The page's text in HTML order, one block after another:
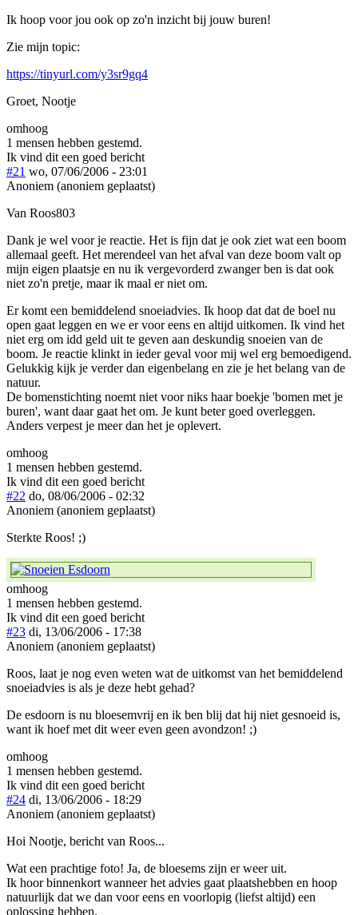
Ik hoop voor jou ook op zo'n inzicht bij jouw buren!
Zie mijn topic:
https://tinyurl.com/y3sr9gq4
Groet, Nootje
omhoog
1 mensen hebben gestemd.
Ik vind dit een goed bericht
#21 wo, 07/06/2006 - 23:01
Anoniem (anoniem geplaatst)
Van Roos803
Dank je wel voor je reactie. Het is fijn dat je ook ziet wat een boom
allemaal geeft. Het merendeel van het afval van deze boom valt op
mijn eigen plaatsje en nu ik vergevorderd zwanger ben is dat ook
niet zo'n pretje, maar ik maal er niet om.
Er komt een bemiddelend snoeiadvies. Ik hoop dat dat de boel nu
open gaat leggen en we er voor eens en altijd uitkomen. Ik vind het
niet erg om idd geld uit te geven aan deskundig snoeien van de
boom. Je reactie klinkt in ieder geval voor mij wel erg bemoedigend.
Gelukkig kijk je verder dan eigenbelang en zie je het belang van de
natuur.
De bomenstichting noemt niet voor niks haar boekje 'bomen met je
buren', want daar gaat het om. Je kunt beter goed overleggen.
Anders verpest je meer dan het je oplevert.
omhoog
1 mensen hebben gestemd.
Ik vind dit een goed bericht
#22 do, 08/06/2006 - 02:32
Anoniem (anoniem geplaatst)
Sterkte Roos! ;)
omhoog
1 mensen hebben gestemd.
Ik vind dit een goed bericht
#23 di, 13/06/2006 - 17:38
Anoniem (anoniem geplaatst)
Roos, laat je nog even weten wat de uitkomst van het bemiddelend
snoeiadvies is als je deze hebt gehad?
De esdoorn is nu bloesemvrij en ik ben blij dat hij niet gesnoeid is,
want ik hoef met dit weer even geen avondzon! ;)
omhoog
1 mensen hebben gestemd.
Ik vind dit een goed bericht
#24 di, 13/06/2006 - 18:29
Anoniem (anoniem geplaatst)
Hoi Nootje, bericht van Roos...
Wat een prachtige foto! Ja, de bloesems zijn er weer uit.
Ik hoor binnenkort wanneer het advies gaat plaatshebben en hoop
natuurlijk dat we dan voor eens en voorlopig (liefst altijd) een
oplossing hebben.